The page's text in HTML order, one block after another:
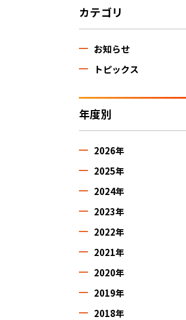
カテゴリ
お知らせ
トピックス
年度別
2026年
2025年
2024年
2023年
2022年
2021年
2020年
2019年
2018年